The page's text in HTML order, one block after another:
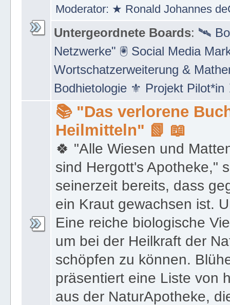
Moderator: ★ Ronald Johannes
Untergeordnete Boards: 🛰
Netzwerke" 🖲 Social Media
Wortschatzerweiterung &
Bodhietologie ⚜ Projekt
📚 "Das verlorene
Heilmitteln" 📗 📖
🍀 "Alle Wiesen und
sind Hergott's Apotheke,"
seinerzeit bereits, dass
ein Kraut gewachsen ist.
Eine reiche biologische
um bei der Heilkraft der
schöpfen zu können.
präsentiert eine Liste von
aus der NaturApotheke,